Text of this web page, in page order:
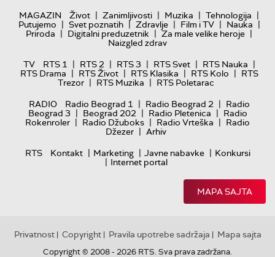
MAGAZIN
Život | Zanimljivosti | Muzika | Tehnologija |
Putujemo | Svet poznatih | Zdravlje | Film i TV | Nauka |
Priroda | Digitalni preduzetnik | Za male velike heroje |
Naizgled zdrav
TV
RTS 1 | RTS 2 | RTS 3 | RTS Svet | RTS Nauka |
RTS Drama | RTS Život | RTS Klasika | RTS Kolo | RTS
Trezor | RTS Muzika | RTS Poletarac
RADIO
Radio Beograd 1 | Radio Beograd 2 | Radio
Beograd 3 | Beograd 202 | Radio Pletenica | Radio
Rokenroler | Radio Džuboks | Radio Vrteška | Radio
Džezer | Arhiv
RTS
Kontakt | Marketing | Javne nabavke | Konkursi
| Internet portal
MAPA SAJTA
Privatnost| Copyright| Pravila upotrebe sadržaja | Mapa sajta
Copyright © 2008 - 2026 RTS. Sva prava zadržana.